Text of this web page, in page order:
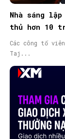
Nhà sáng
thủ hơn 10
Các công tố
Taj...